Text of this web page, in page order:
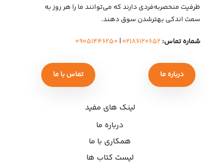
ظرفیت منحصربه‌فردی دارند که می‌توانند ما را هر روز به
سمت اندکی بهتر‌شدن سوق دهند.
شماره تماس: ۰۲۱۸۶۱۲۰۶۵۲| ۰۹۰۵۱۴۴۶۲۵۰
درباره ما تماس با ما
لینک های مفید
درباره ما
همکاری با ما
لیست کتاب ها